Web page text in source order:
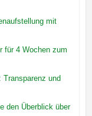
mit
für 4 Wochen zum
Transparenz und
den Überblick über